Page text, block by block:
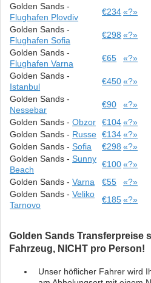
Golden Sands -
Flughafen Plovdiv
€234«?»
Golden Sands -
Flughafen Sofia
€298 «?»
Golden Sands -
Flughafen Varna
€65 «?»
Golden Sands -
Istanbul
€450«?»
Golden Sands -
Nessebar
€90 «?»
Golden Sands -Obzor €104«?»
Golden Sands - Russe €134«?»
Golden Sands -Sofia €298 «?»
Golden Sands -Sunny
Beach
€100«?»
Golden Sands -Varna €55 «?»
Golden Sands -Veliko
Tarnovo
€185«?»
Golden Sands Transferpreise
Fahrzeug, NICHT pro Person!
Unser höflicher Fahrer wird